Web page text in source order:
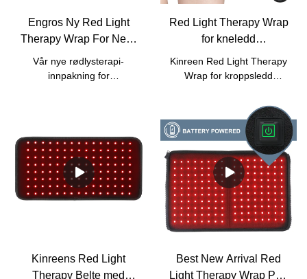
Engros Ny Red Light
Therapy Wrap For Neck
Pain Relief med god pris
- Kinreen
Vår nye rødlysterapi-
innpakning for
smertelindring i nakke
håndledd.Vi har en seriøs
kvalitetskontroll for både
reproduksjon på
råvareinspeksjoner,
oss.
Red Light Therapy Wrap
for kneledd
Smertelindring Red Light
Therapy Wand-Kinreen
Kinreen Red Light Therapy
Wrap for kroppsledd
innebygde batteriet.
Kinreens Red Light
Therapy Belte med
Best New Arrival Red
Light Therapy Wrap Pad